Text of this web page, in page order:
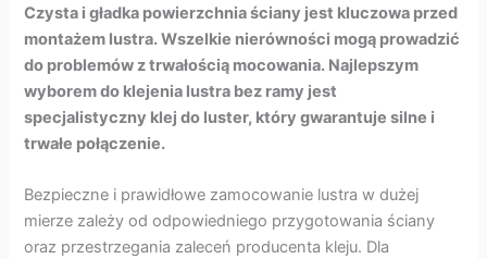
Czysta i gładka powierzchnia ściany jest kluczowa przed
montażem lustra. Wszelkie nierówności mogą prowadzić
do problemów z trwałością mocowania. Najlepszym
wyborem do klejenia lustra bez ramy jest
specjalistyczny klej do luster, który gwarantuje silne i
trwałe połączenie.
Bezpieczne i prawidłowe zamocowanie lustra w dużej
mierze zależy od odpowiedniego przygotowania ściany
oraz przestrzegania zaleceń producenta kleju. Dla